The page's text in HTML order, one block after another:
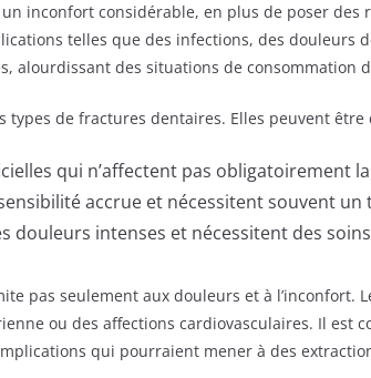
inconfort considérable, en plus de poser
telles que des infections, des douleurs
alourdissant des situations de consommation
de fractures dentaires. Elles peuvent être
qui n’affectent pas obligatoirement
accrue et nécessitent souvent
douleurs intenses et nécessitent des
pas seulement aux douleurs et à
ou des affections cardiovasculaires. Il est
qui pourraient mener à des